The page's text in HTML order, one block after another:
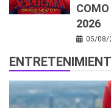
2026
05/08/